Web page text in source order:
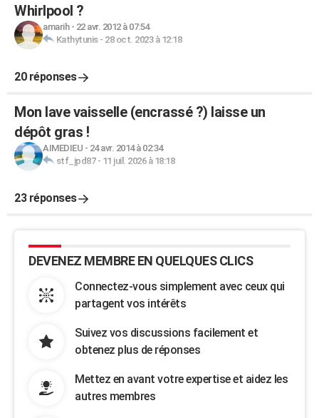
Whirlpool ?
amarih- 22 avr. 2012 à 07:54
Kathytunis- 28 oct. 2023 à 12:18
20 réponses
Mon lave vaisselle (encrassé ?) laisse un
dépôt gras !
AIMEDIEU - 24 avr. 2014 à 02:34
stf_jpd87- 11 juil. 2026 à 18:18
23 réponses
DEVENEZ MEMBRE EN QUELQUES CLICS
Connectez-vous simplement avec ceux qui
partagent vos intérêts
Suivez vos discussions facilement et
obtenez plus de réponses
Mettez en avant votre expertise et aidez les
autres membres